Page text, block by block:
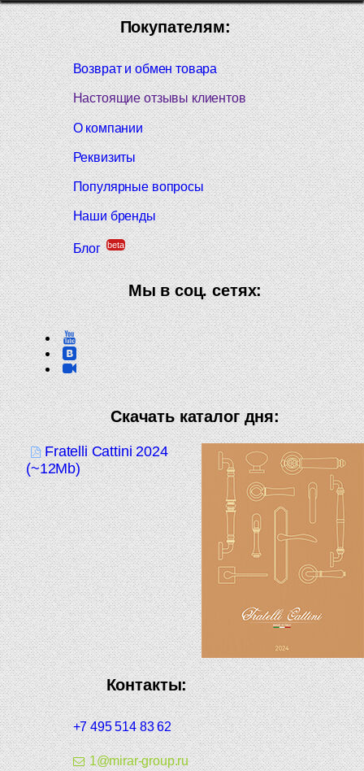
Покупателям:
Возврат и обмен товара
Настоящие отзывы клиентов
О компании
Реквизиты
Популярные вопросы
Наши бренды
Блог beta
Мы в соц. сетях:
Скачать каталог дня:
Fratelli Cattini 2024
(~12Mb)
Контакты:
+7 495 514 83 62
1@mirar-group.ru